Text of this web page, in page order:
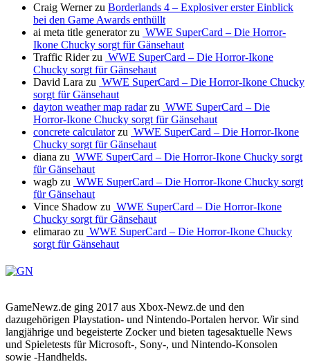
Craig Wernerzu Borderlands 4 – Explosiver erster Einblick
bei den Game Awards enthüllt
ai meta title generatorzu WWE SuperCard – Die Horror-
Ikone Chucky sorgt für Gänsehaut
Traffic Riderzu WWE SuperCard – Die Horror-Ikone
Chucky sorgt für Gänsehaut
David Lara zu WWE SuperCard – Die Horror-Ikone Chucky
sorgt für Gänsehaut
dayton weather map radarzu WWE SuperCard – Die
Horror-Ikone Chucky sorgt für Gänsehaut
concrete calculatorzu WWE SuperCard – Die Horror-Ikone
Chucky sorgt für Gänsehaut
diana zu WWE SuperCard – Die Horror-Ikone Chucky sorgt
für Gänsehaut
wagb zu WWE SuperCard – Die Horror-Ikone Chucky sorgt
für Gänsehaut
Vince Shadow zu WWE SuperCard – Die Horror-Ikone
Chucky sorgt für Gänsehaut
elimarao zu WWE SuperCard – Die Horror-Ikone Chucky
sorgt für Gänsehaut
GameNewz.de ging 2017 aus Xbox-Newz.de und den
dazugehörigen Playstation- und Nintendo-Portalen hervor. Wir sind
langjährige und begeisterte Zocker und bieten tagesaktuelle News
und Spieletests für Microsoft-, Sony-, und Nintendo-Konsolen
sowie -Handhelds.